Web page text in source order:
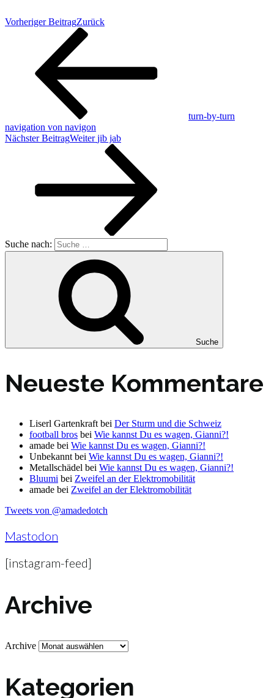
Vorheriger BeitragZurück
turn-by-turn
navigation von navigon
Nächster BeitragWeiter jib jab
Suche nach:
Suche
Neueste Kommentare
Liserl Gartenkraft bei Der Sturm und die Schweiz
football bros bei Wie kannst Du es wagen, Gianni?!
amade bei Wie kannst Du es wagen, Gianni?!
Unbekannt bei Wie kannst Du es wagen, Gianni?!
Metallschädel bei Wie kannst Du es wagen, Gianni?!
Bluumi bei Zweifel an der Elektromobilität
amade bei Zweifel an der Elektromobilität
Tweets von @amadedotch
Mastodon
[instagram-feed]
Archive
Archive
Kategorien